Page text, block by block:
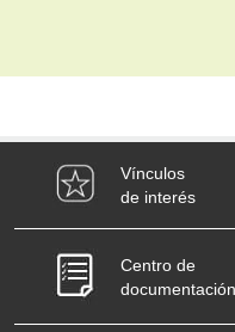
Vínculos
de interés
Centro de
documentación